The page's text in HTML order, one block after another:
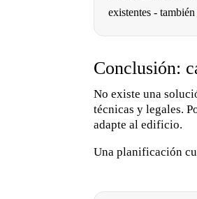
existentes -
Conclusión:
No existe una
técnicas y legales.
adapte al edificio.
Una planificación